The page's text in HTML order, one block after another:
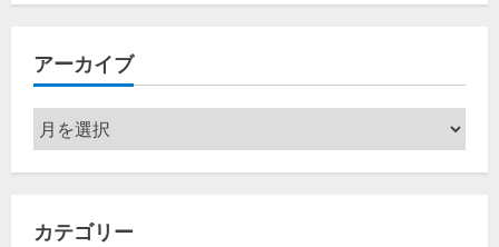
アーカイブ
ア
ー
カ
ブ
カテゴリー